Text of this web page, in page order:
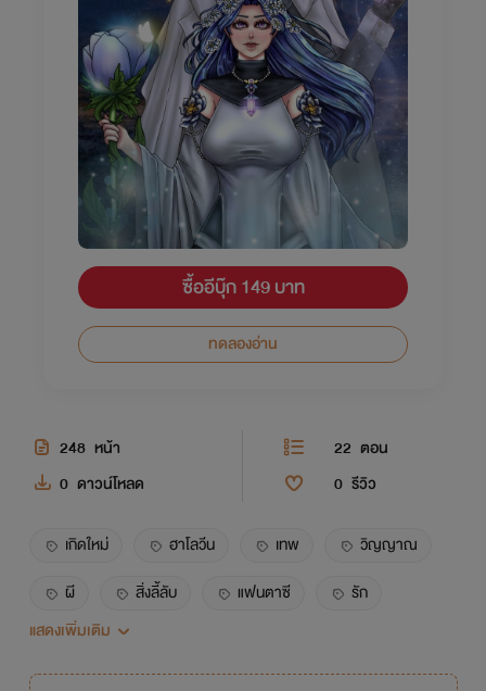
ซื้ออีบุ๊ก 149 บาท
ทดลองอ่าน
248 หน้า 22 ตอน
0 ดาวน์โหลด 0 รีวิว
เกิดใหม่ ฮาโลวีน เทพ
วิญญาณ
ผี
สิ่งลี้ลับ แฟนตาซี
รัก
โรแมนติก
แสดงเพิ่มเติม